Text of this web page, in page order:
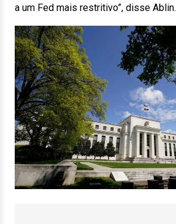
a um Fed mais restritivo”, disse Ablin.